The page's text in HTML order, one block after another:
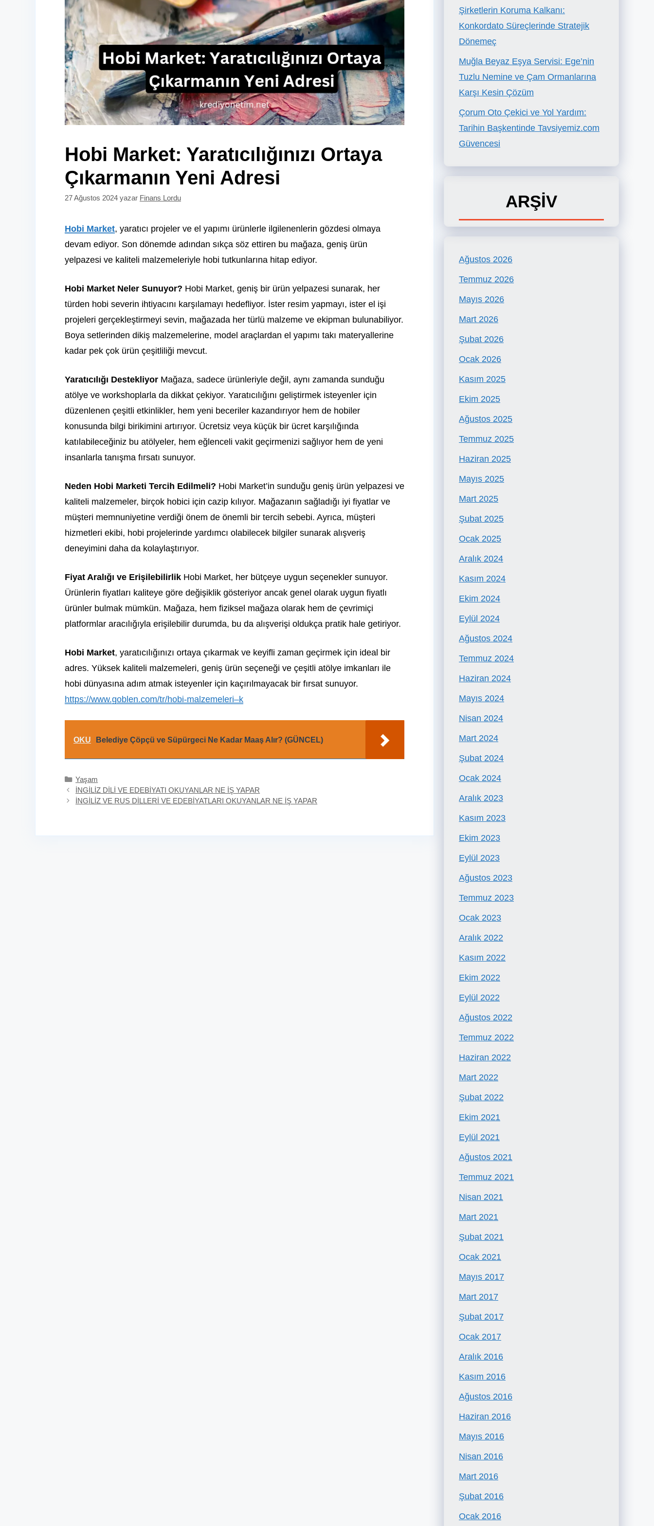
Hobi Market: Yaratıcılığınızı Ortaya
Çıkarmanın Yeni Adresi
27 Ağustos 2024 yazar Finans Lordu
Hobi Market, yaratıcı projeler ve el yapımı ürünlerle ilgilenenlerin gözdesi olmaya
devam ediyor. Son dönemde adından sıkça söz ettiren bu mağaza, geniş ürün
yelpazesi ve kaliteli malzemeleriyle hobi tutkunlarına hitap ediyor.
Hobi Market Neler Sunuyor? Hobi Market, geniş bir ürün yelpazesi sunarak, her
türden hobi severin ihtiyacını karşılamayı hedefliyor. İster resim yapmayı, ister el işi
projeleri gerçekleştirmeyi sevin, mağazada her türlü malzeme ve ekipman bulunabiliyor.
Boya setlerinden dikiş malzemelerine, model araçlardan el yapımı takı materyallerine
kadar pek çok ürün çeşitliliği mevcut.
Yaratıcılığı Destekliyor Mağaza, sadece ürünleriyle değil, aynı zamanda sunduğu
atölye ve workshoplarla da dikkat çekiyor. Yaratıcılığını geliştirmek isteyenler için
düzenlenen çeşitli etkinlikler, hem yeni beceriler kazandırıyor hem de hobiler
konusunda bilgi birikimini artırıyor. Ücretsiz veya küçük bir ücret karşılığında
katılabileceğiniz bu atölyeler, hem eğlenceli vakit geçirmenizi sağlıyor hem de yeni
insanlarla tanışma fırsatı sunuyor.
Neden Hobi Marketi Tercih Edilmeli? Hobi Market’in sunduğu geniş ürün yelpazesi ve
kaliteli malzemeler, birçok hobici için cazip kılıyor. Mağazanın sağladığı iyi fiyatlar ve
müşteri memnuniyetine verdiği önem de önemli bir tercih sebebi. Ayrıca, müşteri
hizmetleri ekibi, hobi projelerinde yardımcı olabilecek bilgiler sunarak alışveriş
deneyimini daha da kolaylaştırıyor.
Fiyat Aralığı ve Erişilebilirlik Hobi Market, her bütçeye uygun seçenekler sunuyor.
Ürünlerin fiyatları kaliteye göre değişiklik gösteriyor ancak genel olarak uygun fiyatlı
ürünler bulmak mümkün. Mağaza, hem fiziksel mağaza olarak hem de çevrimiçi
platformlar aracılığıyla erişilebilir durumda, bu da alışverişi oldukça pratik hale getiriyor.
Hobi Market, yaratıcılığınızı ortaya çıkarmak ve keyifli zaman geçirmek için ideal bir
adres. Yüksek kaliteli malzemeleri, geniş ürün seçeneği ve çeşitli atölye imkanları ile
hobi dünyasına adım atmak isteyenler için kaçırılmayacak bir fırsat sunuyor.
https://www.goblen.com/tr/hobi-malzemeleri–k
OKU Belediye Çöpçü ve Süpürgeci Ne Kadar Maaş Alır? (GÜNCEL)
Kategoriler
Yaşam
İNGİLİZ DİLİ VE EDEBİYATI OKUYANLAR NE İŞ YAPAR
İNGİLİZ VE RUS DİLLERİ VE EDEBİYATLARI OKUYANLAR NE İŞ YAPAR
Şirketlerin Koruma Kalkanı:
Konkordato Süreçlerinde Stratejik
Dönemeç
Muğla Beyaz Eşya Servisi: Ege’nin
Tuzlu Nemine ve Çam Ormanlarına
Karşı Kesin Çözüm
Çorum Oto Çekici ve Yol Yardım:
Tarihin Başkentinde Tavsiyemiz.com
Güvencesi
ARŞİV
Ağustos 2026
Temmuz 2026
Mayıs 2026
Mart 2026
Şubat 2026
Ocak 2026
Kasım 2025
Ekim 2025
Ağustos 2025
Temmuz 2025
Haziran 2025
Mayıs 2025
Mart 2025
Şubat 2025
Ocak 2025
Aralık 2024
Kasım 2024
Ekim 2024
Eylül 2024
Ağustos 2024
Temmuz 2024
Haziran 2024
Mayıs 2024
Nisan 2024
Mart 2024
Şubat 2024
Ocak 2024
Aralık 2023
Kasım 2023
Ekim 2023
Eylül 2023
Ağustos 2023
Temmuz 2023
Ocak 2023
Aralık 2022
Kasım 2022
Ekim 2022
Eylül 2022
Ağustos 2022
Temmuz 2022
Haziran 2022
Mart 2022
Şubat 2022
Ekim 2021
Eylül 2021
Ağustos 2021
Temmuz 2021
Nisan 2021
Mart 2021
Şubat 2021
Ocak 2021
Mayıs 2017
Mart 2017
Şubat 2017
Ocak 2017
Aralık 2016
Kasım 2016
Ağustos 2016
Haziran 2016
Mayıs 2016
Nisan 2016
Mart 2016
Şubat 2016
Ocak 2016